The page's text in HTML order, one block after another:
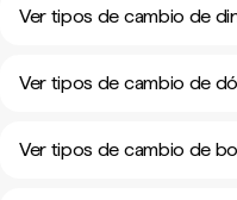
Ver tipos de cambio de
Ver tipos de cambio de
Ver tipos de cambio de